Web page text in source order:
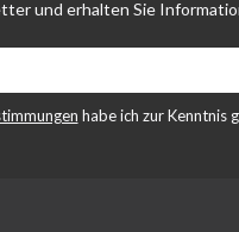
und erhalten Sie
habe ich zur Kenntnis